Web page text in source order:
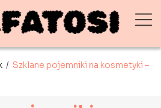
/ Szklane pojemniki na kosmetyki –